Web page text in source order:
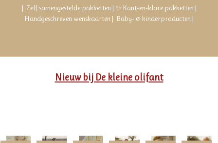
| Zelf samengestelde pakketten | ✨ Kant-en-klare pakketten |
Handgeschreven wenskaarten | Baby- & kinderproducten |
Nieuw bij De kleine olifant